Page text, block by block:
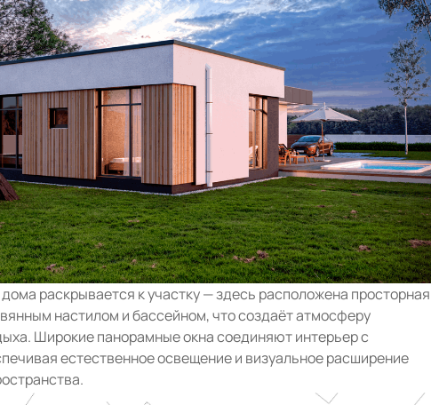
раскрывается к участку — здесь расположена просторная
настилом и бассейном, что создаёт атмосферу
Широкие панорамные окна соединяют интерьер с
естественное освещение и визуальное расширение